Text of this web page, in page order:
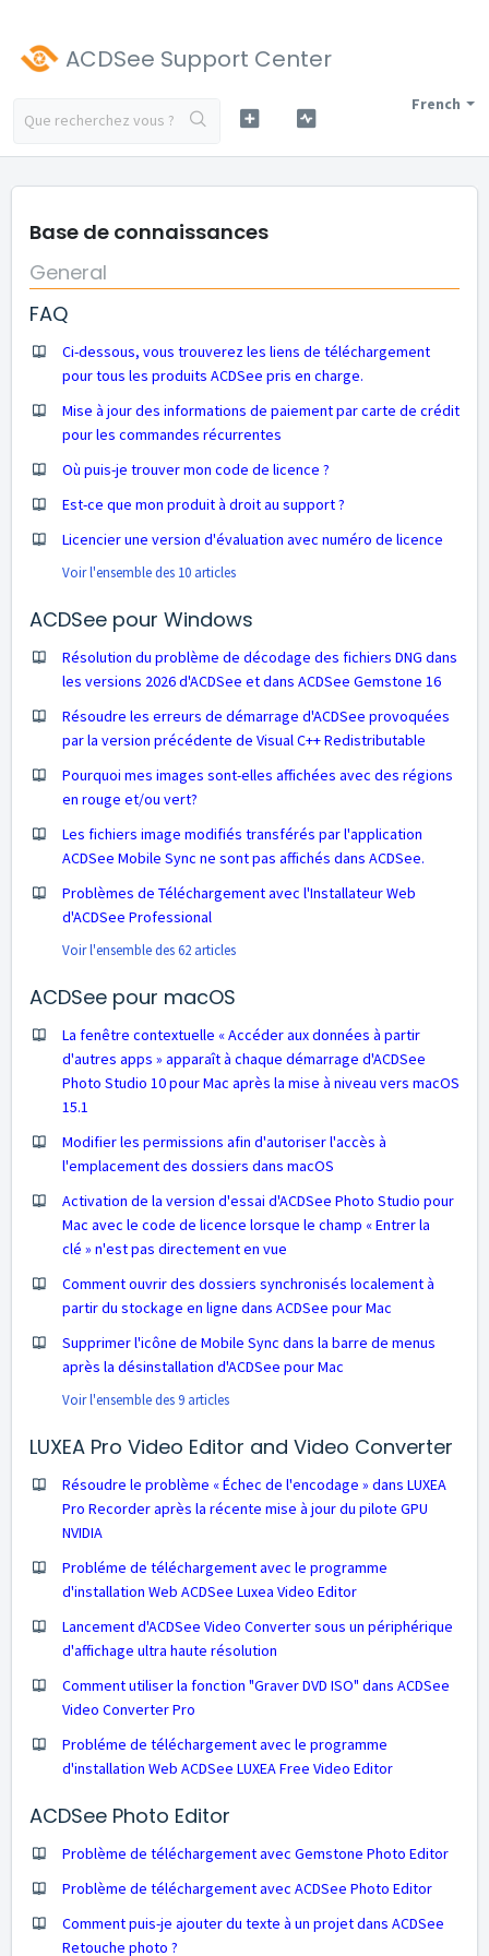
ACDSee Support Center
French
Base de connaissances
General
FAQ
Ci-dessous, vous trouverez les liens de téléchargement
pour tous les produits ACDSee pris en charge.
Mise à jour des informations de paiement par carte de crédit
pour les commandes récurrentes
Où puis-je trouver mon code de licence ?
Est-ce que mon produit à droit au support ?
Licencier une version d'évaluation avec numéro de licence
Voir l'ensemble des 10 articles
ACDSee pour Windows
Résolution du problème de décodage des fichiers DNG dans
les versions 2026 d'ACDSee et dans ACDSee Gemstone 16
Résoudre les erreurs de démarrage d'ACDSee provoquées
par la version précédente de Visual C++ Redistributable
Pourquoi mes images sont-elles affichées avec des régions
en rouge et/ou vert?
Les fichiers image modifiés transférés par l'application
ACDSee Mobile Sync ne sont pas affichés dans ACDSee.
Problèmes de Téléchargement avec l'Installateur Web
d'ACDSee Professional
Voir l'ensemble des 62 articles
ACDSee pour macOS
La fenêtre contextuelle « Accéder aux données à partir
d'autres apps » apparaît à chaque démarrage d'ACDSee
Photo Studio 10 pour Mac après la mise à niveau vers macOS
15.1
Modifier les permissions afin d'autoriser l'accès à
l'emplacement des dossiers dans macOS
Activation de la version d'essai d'ACDSee Photo Studio pour
Mac avec le code de licence lorsque le champ « Entrer la
clé » n'est pas directement en vue
Comment ouvrir des dossiers synchronisés localement à
partir du stockage en ligne dans ACDSee pour Mac
Supprimer l'icône de Mobile Sync dans la barre de menus
après la désinstallation d'ACDSee pour Mac
Voir l'ensemble des 9 articles
LUXEA Pro Video Editor and Video Converter
Résoudre le problème « Échec de l'encodage » dans LUXEA
Pro Recorder après la récente mise à jour du pilote GPU
NVIDIA
Probléme de téléchargement avec le programme
d'installation Web ACDSee Luxea Video Editor
Lancement d'ACDSee Video Converter sous un périphérique
d'affichage ultra haute résolution
Comment utiliser la fonction "Graver DVD ISO" dans ACDSee
Video Converter Pro
Probléme de téléchargement avec le programme
d'installation Web ACDSee LUXEA Free Video Editor
ACDSee Photo Editor
Problème de téléchargement avec Gemstone Photo Editor
Problème de téléchargement avec ACDSee Photo Editor
Comment puis-je ajouter du texte à un projet dans ACDSee
Retouche photo ?